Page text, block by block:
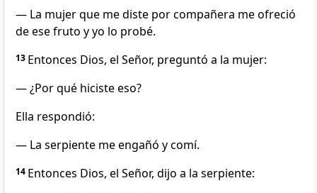
— La mujer que me diste por compañera me ofreció
de ese fruto y yo lo probé.
13 Entonces Dios, el Señor, preguntó a la mujer:
— ¿Por qué hiciste eso?
Ella respondió:
— La serpiente me engañó y comí.
14 Entonces Dios, el Señor, dijo a la serpiente: